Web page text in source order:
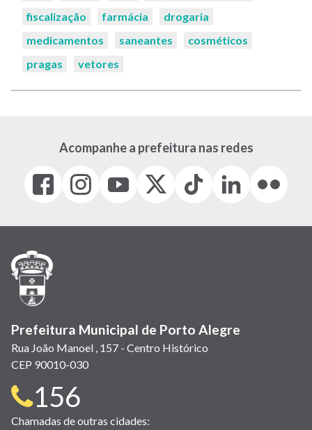
fiscalização
farmácia
drogaria
medicamentos
saneantes
cosméticos
pragas
vetores
Acompanhe a prefeitura nas redes
Facebook
(link
em
janela)
Instagram
(link
em
(link
em
(Antigo
(link
Tiktok
(link
em
LinkedIn
(link
em
(link
em
Prefeitura Municipal de Porto Alegre
Rua João Manoel , 157 - Centro Histórico
CEP 90010-030
Telefone
156
Chamadas de outras cidades: